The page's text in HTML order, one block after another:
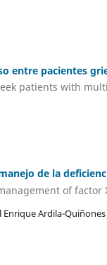
entre pacientes
patients with
de la
of factor
Ardila-